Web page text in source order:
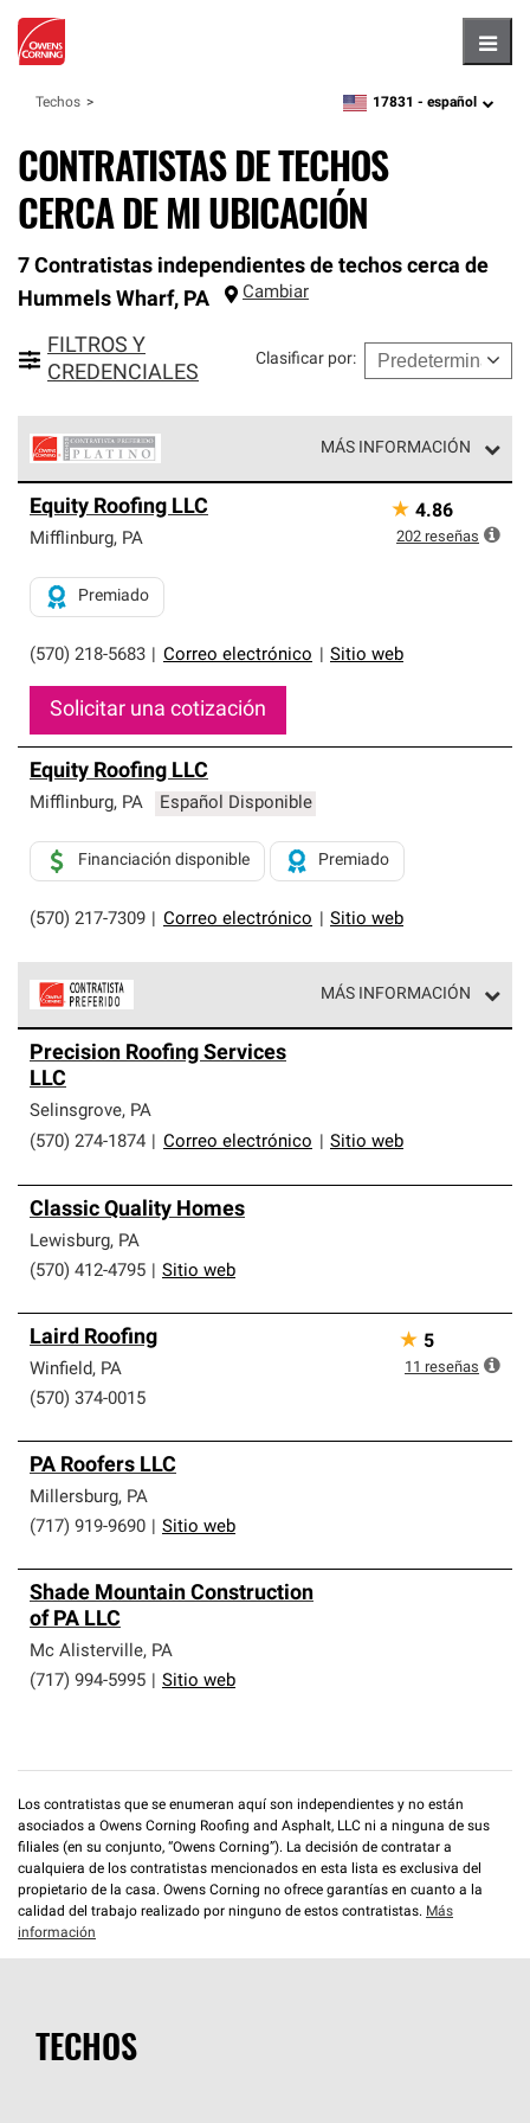
Techos zipcode, language
17831 - español
CONTRATISTAS DE TECHOS
CERCA DE MI UBICACIÓN
7 Contratistas independientes de techos cerca de
Hummels Wharf, PA Cambiar
FILTROS Y
CREDENCIALES
Clasificar por:
MÁS INFORMACIÓN
Corning constituyen el nivel superior de nuestra red
exclusiva y cumplen con estándares estrictos de
Solo ellos pueden ofrecer nuestra mejor garantía de
sistemas de techos.
Equity Roofing LLC
Mifflinburg, PA
(570) 218-5683 Correo electrónico Sitio web
Premiado
Solicitar una cotización
★ 4.86
202 reseñas
Equity Roofing LLC
Mifflinburg, PA Español Disponible
(570) 217-7309 Correo electrónico Sitio web
Financiación disponible Premiado
MÁS INFORMACIÓN
parte de una red exclusiva de profesionales de techos
que cumplen con altos estándares y requisitos estrictos
de profesionalismo y confiabilidad.
Precision Roofing Services
LLC
Selinsgrove, PA
(570) 274-1874
Correo electrónico Sitio web
Classic Quality Homes
Lewisburg, PA
(570) 412-4795
Sitio web
Laird Roofing
Winfield, PA
(570) 374-0015
★ 5
11 reseñas
PA Roofers LLC
Millersburg, PA
(717) 919-9690
Sitio web
Shade Mountain Construction
of PA LLC
Mc Alisterville, PA
(717) 994-5995
Sitio web
Los contratistas que se enumeran aquí son independientes y no están
asociados a Owens Corning Roofing and Asphalt, LLC ni a ninguna de sus
filiales (en su conjunto, “Owens Corning”). La decisión de contratar a
cualquiera de los contratistas mencionados en esta lista es exclusiva del
propietario de la casa. Owens Corning no ofrece garantías en cuanto a la
calidad del trabajo realizado por ninguno de estos contratistas. Más
información
TECHOS